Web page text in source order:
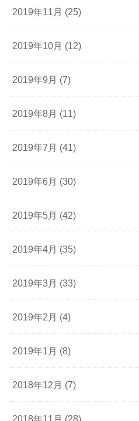
2019年11月 (25)
2019年10月 (12)
2019年9月 (7)
2019年8月 (11)
2019年7月 (41)
2019年6月 (30)
2019年5月 (42)
2019年4月 (35)
2019年3月 (33)
2019年2月 (4)
2019年1月 (8)
2018年12月 (7)
2018年11月 (28)